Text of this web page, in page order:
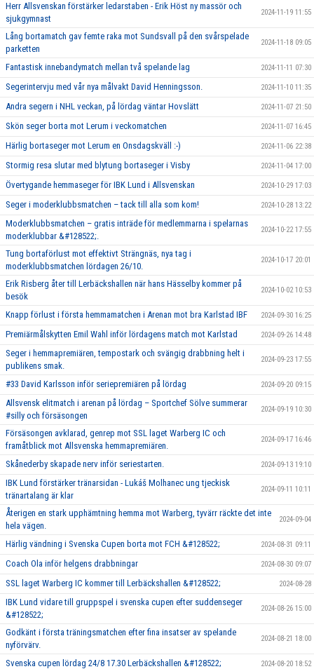
Herr Allsvenskan förstärker ledarstaben - Erik Höst ny massör och
sjukgymnast
2024-11-19 11:55
Lång bortamatch gav femte raka mot Sundsvall på den svårspelade
parketten
2024-11-18 09:05
Fantastisk innebandymatch mellan två spelande lag 2024-11-11 07:30
Segerintervju med vår nya målvakt David Henningsson. 2024-11-10 11:35
Andra segern i NHL veckan, på lördag väntar Hovslätt 2024-11-07 21:50
Skön seger borta mot Lerum i veckomatchen 2024-11-07 16:45
Härlig bortaseger mot Lerum en Onsdagskväll :-) 2024-11-06 22:38
Stormig resa slutar med blytung bortaseger i Visby 2024-11-04 17:00
Övertygande hemmaseger för IBK Lund i Allsvenskan 2024-10-29 17:03
Seger i moderklubbsmatchen – tack till alla som kom! 2024-10-28 13:22
Moderklubbsmatchen – gratis inträde för medlemmarna i spelarnas
moderklubbar &#128522;.
2024-10-22 17:55
Tung bortaförlust mot effektivt Strängnäs, nya tag i
moderklubbsmatchen lördagen 26/10.
2024-10-17 20:01
Erik Risberg åter till Lerbäckshallen när hans Hässelby kommer på
besök
2024-10-02 10:53
Knapp förlust i första hemmamatchen i Arenan mot bra Karlstad IBF 2024-09-30 16:25
Premiärmålskytten Emil Wahl inför lördagens match mot Karlstad 2024-09-26 14:48
Seger i hemmapremiären, tempostark och svängig drabbning helt i
publikens smak.
2024-09-23 17:55
#33 David Karlsson inför seriepremiären på lördag 2024-09-20 09:15
Allsvensk elitmatch i arenan på lördag – Sportchef Sölve summerar
#silly och försäsongen
2024-09-19 10:30
Försäsongen avklarad, genrep mot SSL laget Warberg IC och
framåtblick mot Allsvenska hemmapremiären.
2024-09-17 16:46
Skånederby skapade nerv inför seriestarten. 2024-09-13 19:10
IBK Lund förstärker tränarsidan - Lukáš Molhanec ung tjeckisk
tränartalang är klar
2024-09-11 10:11
Återigen en stark upphämtning hemma mot Warberg, tyvärr räckte det inte
hela vägen.
2024-09-04
Härlig vändning i Svenska Cupen borta mot FCH &#128522; 2024-08-31 09:11
Coach Ola inför helgens drabbningar 2024-08-30 09:07
SSL laget Warberg IC kommer till Lerbäckshallen &#128522; 2024-08-28
IBK Lund vidare till gruppspel i svenska cupen efter suddenseger
&#128522;
2024-08-26 15:00
Godkänt i första träningsmatchen efter fina insatser av spelande
nyförvärv.
2024-08-21 18:00
Svenska cupen lördag 24/8 17.30 Lerbäckshallen &#128522; 2024-08-20 18:52